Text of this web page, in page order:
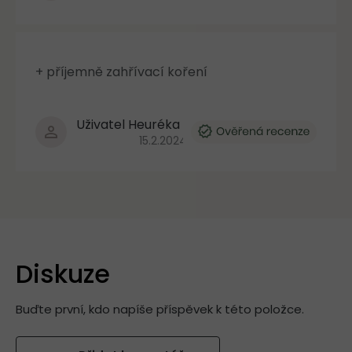
Uživatel Heuréka
Hodnocení produktu je 5 z 5 hvězdiček.
15.2.2024
+ příjemně zahřívací koření
Diskuze
Buďte první, kdo napíše příspěvek k této položce.